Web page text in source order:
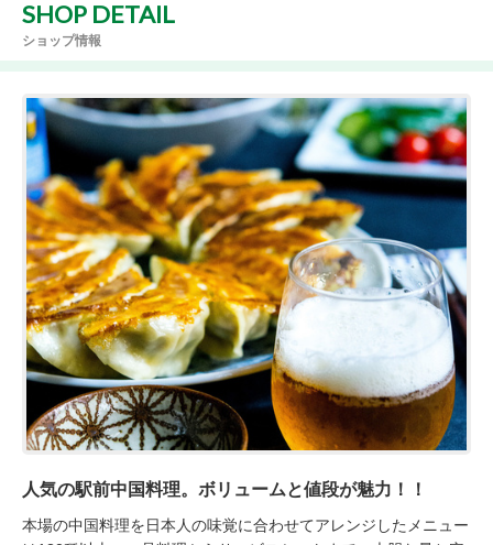
SHOP DETAIL
ショップ情報
人気の駅前中国料理。ボリュームと値段が魅力！！
本場の中国料理を日本人の味覚に合わせてアレンジしたメニュー